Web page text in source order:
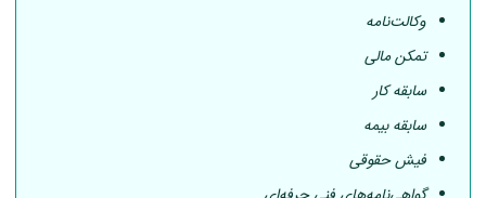
وکالت‌نامه
تمکن مالی
سابقه کار
سابقه بیمه
فیش حقوقی